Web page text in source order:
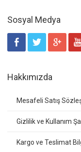
Sosyal Medya
Hakkımızda
Mesafeli Satış
Gizlilik ve Kullanım
Kargo ve Teslimat